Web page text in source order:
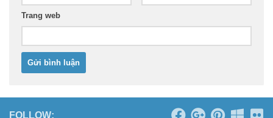
Trang web
FOLLOW: